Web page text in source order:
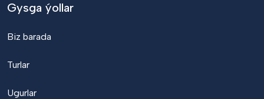
Gysga ýollar
Biz barada
Turlar
Ugurlar